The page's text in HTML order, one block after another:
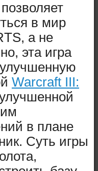
в мир
а не
эта игра
Warcraft III:
в плане
Суть игры